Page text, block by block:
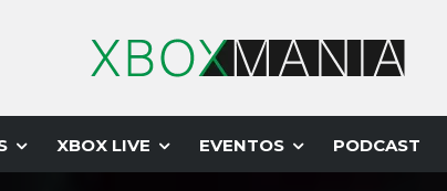
XBOX LIVE EVENTOS PODCAST